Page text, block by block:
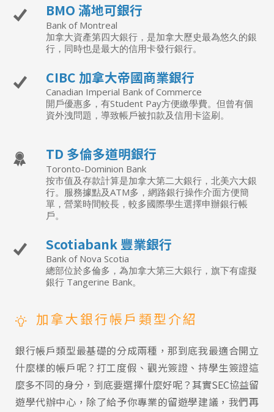
BMO 滿地可銀行
Bank of Montreal
加拿大資產第四大銀行，是加拿大歷史最為悠久的銀
行，同時也是最大的信用卡發行銀行。
CIBC 加拿大帝國商業銀行
Canadian Imperial Bank of Commerce
開戶優惠多，有Student Pay方便繳學費。但曾有個
資外洩問題，導致帳戶被扣款及信用卡盜刷。
TD 多倫多道明銀行
Toronto-Dominion Bank
按市值及存款計算是加拿大第二大銀行，北美六大銀
行。服務據點及ATM多，網路銀行操作介面方便簡
單，營業時間較長，較多國際學生選擇申辦銀行帳
戶。
Scotiabank 豐業銀行
Bank of Nova Scotia
總部位於多倫多，為加拿大第三大銀行，旗下有虛擬
銀行 Tangerine Bank。
加拿大銀行帳戶類型介紹
銀行帳戶類型最基礎的分成兩種，那到底我最適合開立
什麼樣的帳戶呢？打工度假、觀光簽證、持學生簽證這
麼多不同的身分，到底要選擇什麼好呢？其實SEC協益留
遊學代辦中心，除了給予你專業的留遊學建議，我們再